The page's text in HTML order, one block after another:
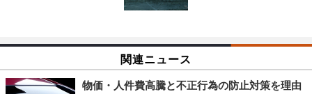
関連ニュース
物価・人件費高騰と不正行為の防止対策を理由